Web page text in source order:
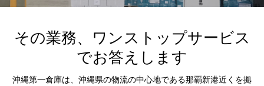
その業務、ワンストップサービス
でお答えします
沖縄第一倉庫は、沖縄県の物流の中心地である那覇新港近くを拠